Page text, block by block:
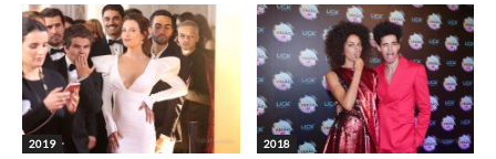
2019 2018